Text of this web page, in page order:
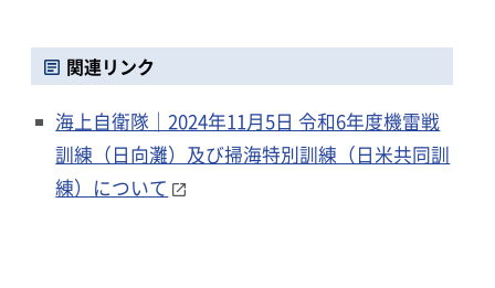
関連リンク
海上自衛隊｜2024年11月5日 令和6年度機雷戦
訓練（日向灘）及び掃海特別訓練（日米共同訓
練）について